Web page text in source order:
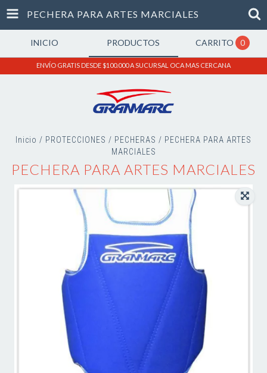
PECHERA PARA ARTES MARCIALES
INICIO PRODUCTOS CARRITO 0
ENVÍO GRATIS DESDE $100.000 A SUCURSAL OCA MAS CERCANA
Inicio / PROTECCIONES / PECHERAS / PECHERA PARA ARTES
MARCIALES
PECHERA PARA ARTES MARCIALES